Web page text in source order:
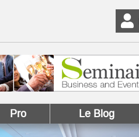
Pro Le Blog